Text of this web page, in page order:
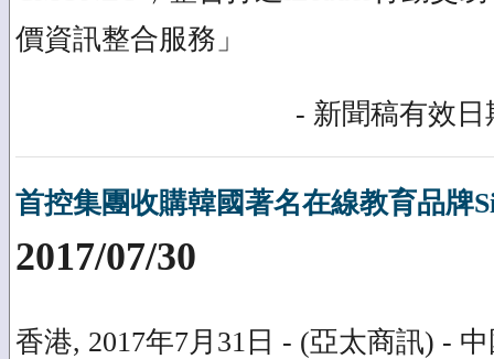
價資訊整合服務」
- 新聞稿有效日
首控集團收購韓國著名在線教育品牌
2017/07/30
香港, 2017年7月31日 - (亞太商訊) -